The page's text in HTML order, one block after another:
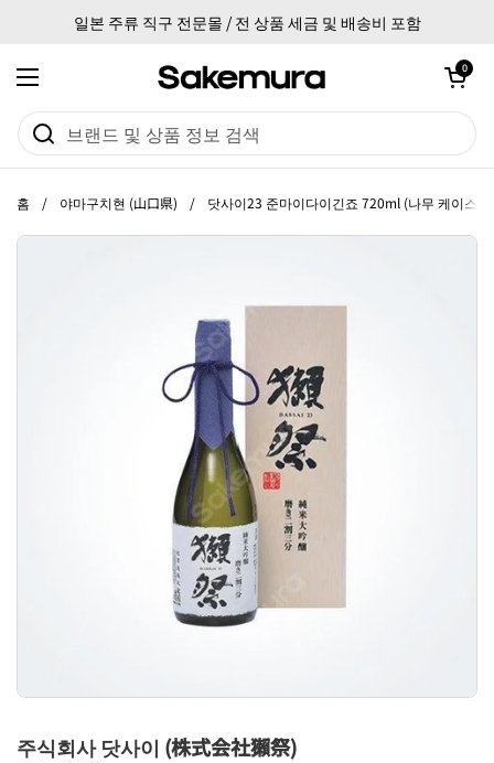
일본 주류 직구 전문몰 / 전 상품 세금 및 배송비 포함
메뉴 열기
카트 열기
0
홈 / 야마구치현 (山口県) / 닷사이23 준마이다이긴죠 720ml (나무 케이스
주식회사 닷사이 (株式会社獺祭)